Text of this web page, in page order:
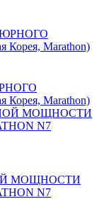
Marathon)
МОЩНОСТИ
N7